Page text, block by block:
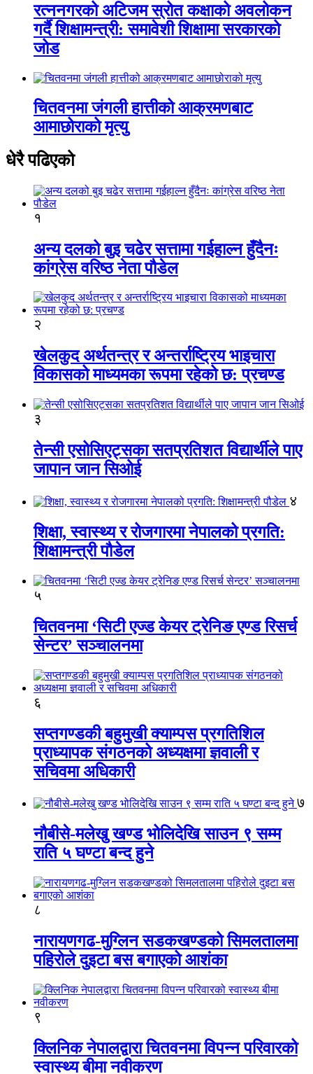
रत्ननगरको अटिजम स्रोत कक्षाको अवलोकन
गर्दै शिक्षामन्त्री: समावेशी शिक्षामा सरकारको
जोड
चितवनमा जंगली हात्तीको आक्रमणबाट
आमाछोराको मृत्यु
धेरै पढिएको
१
अन्य दलको बुइ चढेर सत्तामा गईहाल्न हुँदैनः
कांग्रेस वरिष्ठ नेता पौडेल
२
खेलकुद अर्थतन्त्र र अन्तर्राष्ट्रिय भाइचारा
विकासको माध्यमका रूपमा रहेको छ: प्रचण्ड
३
तेन्सी एसोसिएट्सका सतप्रतिशत विद्यार्थीले पाए
जापान जान सिओई
४
शिक्षा, स्वास्थ्य र रोजगारमा नेपालको प्रगति:
शिक्षामन्त्री पौडेल
५
चितवनमा ‘सिटी एज्ड केयर ट्रेनिङ एण्ड रिसर्च
सेन्टर’ सञ्चालनमा
६
सप्तगण्डकी बहुमुखी क्याम्पस प्रगतिशिल
प्राध्यापक संगठनको अध्यक्षमा ज्ञवाली र
सचिवमा अधिकारी
७
नौबीसे-मलेखु खण्ड भोलिदेखि साउन ९ सम्म
राति ५ घण्टा बन्द हुने
८
नारायणगढ-मुग्लिन सडकखण्डको सिमलतालमा
पहिरोले दुइटा बस बगाएको आशंका
९
क्लिनिक नेपालद्वारा चितवनमा विपन्न परिवारको
स्वास्थ्य बीमा नवीकरण